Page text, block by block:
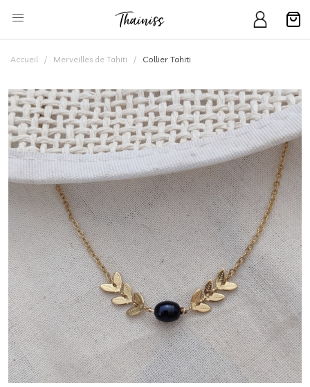
Accueil Merveilles de Tahiti Collier Tahiti